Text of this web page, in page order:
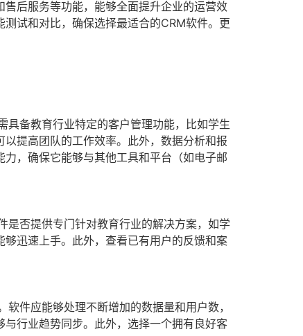
后服务等功能，能够全面提升企业的运营效
试和对比，确保选择最适合的CRM软件。更
具备教育行业特定的客户管理功能，比如学生
提高团队的工作效率。此外，数据分析和报
，确保它能够与其他工具和平台（如电子邮
是否提供专门针对教育行业的解决方案，如学
迅速上手。此外，查看已有用户的反馈和案
件应能够处理不断增加的数据量和用户数，
行业趋势同步。此外，选择一个拥有良好客